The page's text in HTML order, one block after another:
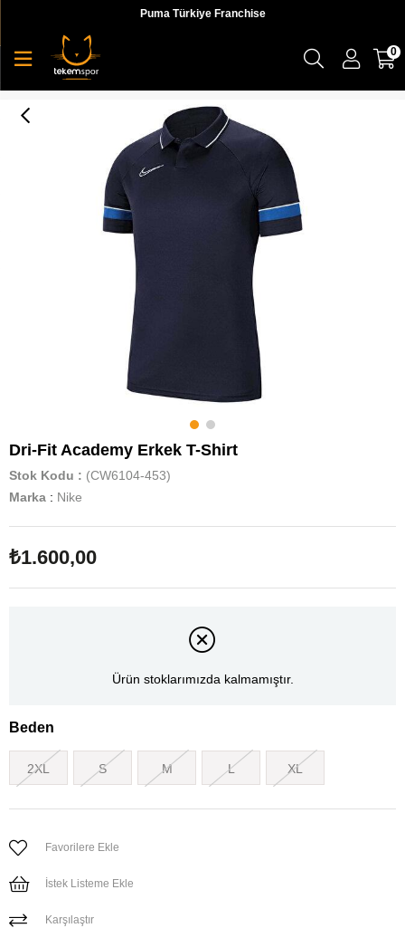
Puma Türkiye Franchise
0
Dri-Fit Academy Erkek T-Shirt
Stok Kodu
(CW6104-453)
Marka : Nike
₺1.600,00
Ürün stoklarımızda kalmamıştır.
Beden
2XL S M L XL
Favorilere Ekle
İstek Listeme Ekle
Karşılaştır